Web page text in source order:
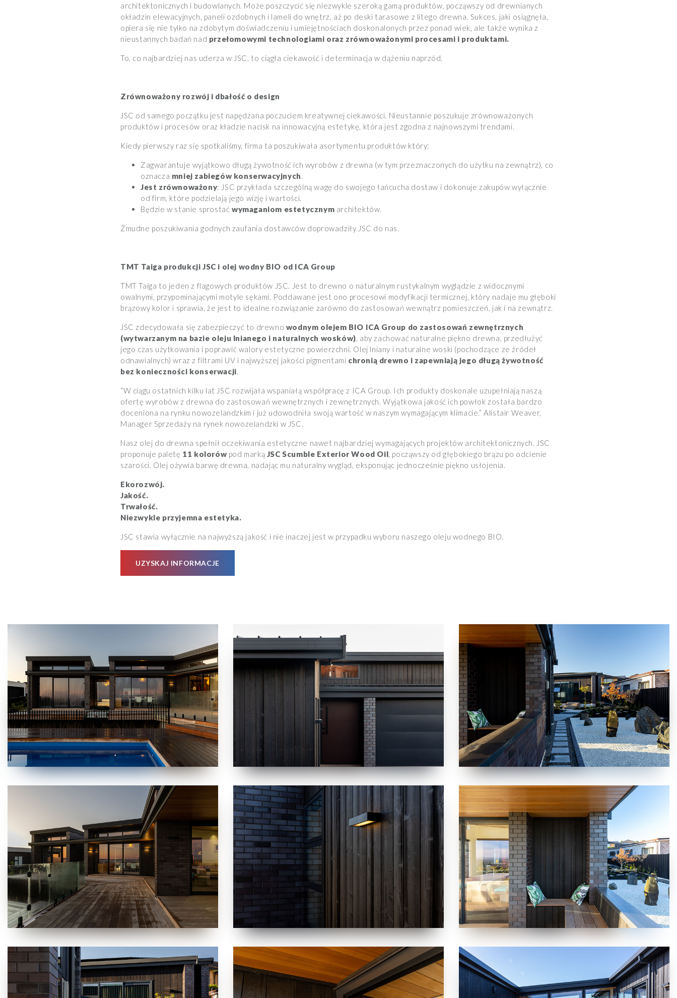
architektonicznych i budowlanych. Może poszczycić się niezwykle szeroką gamą produktów, począwszy od drewnianych
okładzin elewacyjnych, paneli ozdobnych i lameli do wnętrz, aż po deski tarasowe z litego drewna. Sukces, jaki osiągnęła,
opiera się nie tylko na zdobytym doświadczeniu i umiejętnościach doskonalonych przez ponad wiek, ale także wynika z
nieustannych badań nad przełomowymi technologiami oraz zrównoważonymi procesami i produktami.
To, co najbardziej nas uderza w JSC, to ciągła ciekawość i determinacja w dążeniu naprzód.
Zrównoważony rozwój i dbałość o design
JSC od samego początku jest napędzana poczuciem kreatywnej ciekawości. Nieustannie poszukuje zrównoważonych
produktów i procesów oraz kładzie nacisk na innowacyjną estetykę, która jest zgodna z najnowszymi trendami.
Kiedy pierwszy raz się spotkaliśmy, firma ta poszukiwała asortymentu produktów który:
Zagwarantuje wyjątkowo długą żywotność ich wyrobów z drewna (w tym przeznaczonych do użytku na zewnątrz), co
oznacza mniej zabiegów konserwacyjnych.
Jest zrównoważony: JSC przykłada szczególną wagę do swojego łańcucha dostaw i dokonuje zakupów wyłącznie
od firm, które podzielają jego wizję i wartości.
Będzie w stanie sprostaćwymaganiom estetycznym architektów.
Żmudne poszukiwania godnych zaufania dostawców doprowadziły JSC do nas.
TMT Taiga produkcji JSC i olej wodny BIO od ICA Group
TMT Taiga to jeden z flagowych produktów JSC. Jest to drewno o naturalnym rustykalnym wyglądzie z widocznymi
owalnymi, przypominającymi motyle sękami. Poddawane jest ono procesowi modyfikacji termicznej, który nadaje mu głęboki
brązowy kolor i sprawia, że ​​jest to idealne rozwiązanie zarówno do zastosowań wewnątrz pomieszczeń, jak i na zewnątrz.
JSC zdecydowała się zabezpieczyć to drewno wodnym olejem BIO ICA Group do zastosowań zewnętrznych
(wytwarzanym na bazie oleju lnianego i naturalnych wosków), aby zachować naturalne piękno drewna, przedłużyć
jego czas użytkowania i poprawić walory estetyczne powierzchni. Olej lniany i naturalne woski (pochodzące ze źródeł
odnawialnych) wraz z filtrami UV i najwyższej jakości pigmentami chronią drewno i zapewniają jego długą żywotność
bez konieczności konserwacji.
“W ciągu ostatnich kilku lat JSC rozwijała wspaniałą współpracę z ICA Group. Ich produkty doskonale uzupełniają naszą
ofertę wyrobów z drewna do zastosowań wewnętrznych i zewnętrznych. Wyjątkowa jakość ich powłok została bardzo
doceniona na rynku nowozelandzkim i już udowodniła swoją wartość w naszym wymagającym klimacie.” Alistair Weaver,
Manager Sprzedaży na rynek nowozelandzki w JSC.
Nasz olej do drewna spełnił oczekiwania estetyczne nawet najbardziej wymagających projektów architektonicznych. JSC
proponuje paletę 11 kolorów pod marką JSC Scumble Exterior Wood Oil, począwszy od głębokiego brązu po odcienie
szarości. Olej ożywia barwę drewna, nadając mu naturalny wygląd, eksponując jednocześnie piękno usłojenia.
Ekorozwój.
Jakość.
Trwałość.
Niezwykle przyjemna estetyka.
JSC stawia wyłącznie na najwyższą jakość i nie inaczej jest w przypadku wyboru naszego oleju wodnego BIO.
UZYSKAJ INFORMACJE